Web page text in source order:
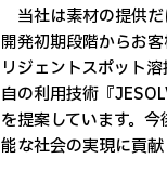
当社は素材の提供
開発初期段階からお
リジェントスポット
自の利用技術『
を提案しています。
能な社会の実現に貢献